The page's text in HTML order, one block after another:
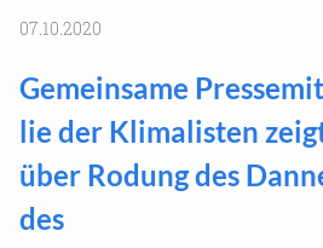
07.10.2020
Ge­mein­sa­me
lie der Kli­ma­lis­ten
über Ro­dung des
des